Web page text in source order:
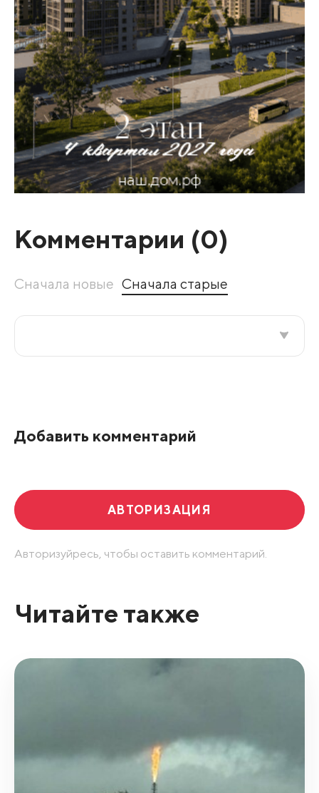
Комментарии (0)
Сначала новые Сначала старые
Добавить комментарий
АВТОРИЗАЦИЯ
Авторизуйресь, чтобы оставить комментарий.
Читайте также